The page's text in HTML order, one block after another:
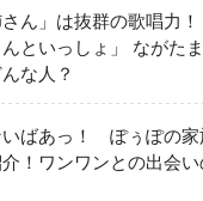
さん」は抜群の歌唱力！
んといっしょ」 ながた
な人？
いばあっ！ ぽぅぽの家
！ワンワンとの出会